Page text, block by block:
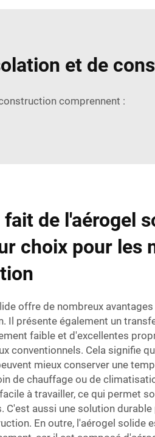
et de
comprennent :
fait de l'aérogel
choix pour les
offre de nombreux
Il présente également un
faible et d'excellentes
conventionnels. Cela signifie
mieux conserver une
de chauffage ou de
à travailler, ce qui permet
C'est aussi une solution
En outre, l'aérogel solide